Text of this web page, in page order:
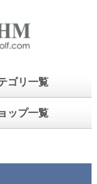
ゴリ一覧
ップ一覧